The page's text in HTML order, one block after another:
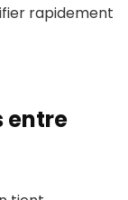
rapidement
entre